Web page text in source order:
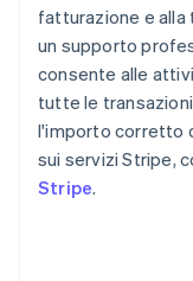
fatturazione e alla
un supporto
consente alle
tutte le
l'importo corretto
sui servizi Stripe,
Stripe.